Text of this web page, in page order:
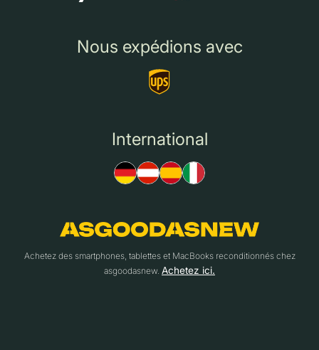
Nous expédions avec
International
Achetez des smartphones, tablettes et MacBooks reconditionnés chez
asgoodasnew. Achetez ici.